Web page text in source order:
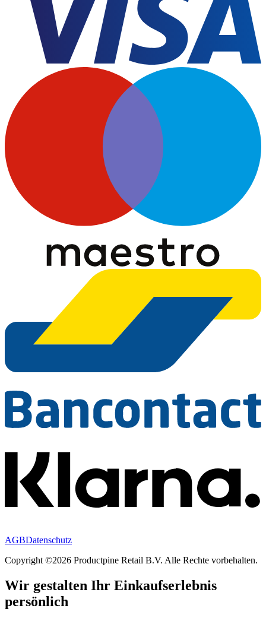
AGBDatenschutz
Copyright ©2026 Productpine Retail B.V. Alle Rechte vorbehalten.
Wir gestalten Ihr Einkaufserlebnis
persönlich